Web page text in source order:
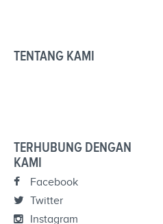
TENTANG KAMI
TERHUBUNG DENGAN
KAMI
Facebook
Twitter
Instagram